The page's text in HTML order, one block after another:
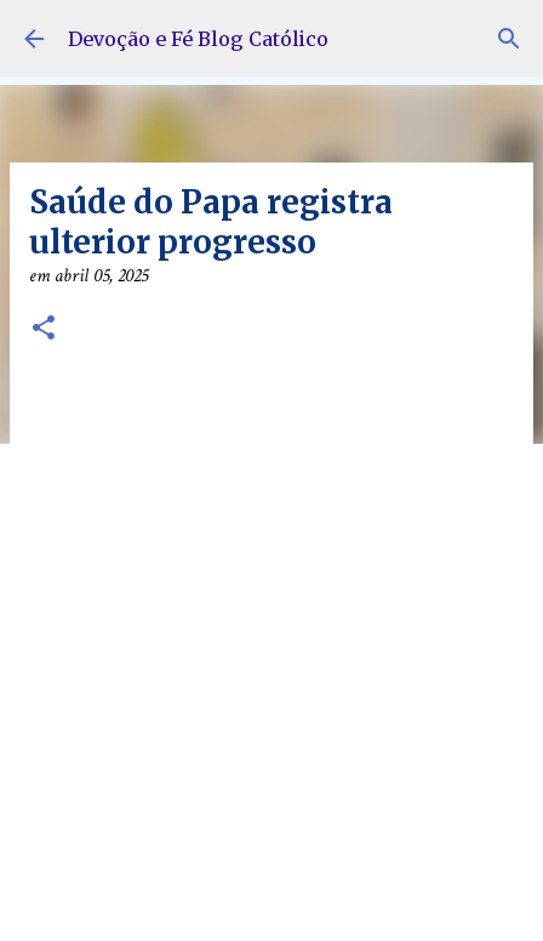
Pular para o conteúdo principal
Devoção e Fé Blog Católico
Saúde do Papa registra
ulterior progresso
emabril 05, 2025